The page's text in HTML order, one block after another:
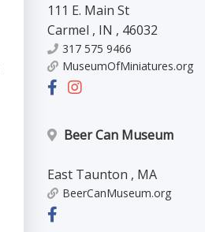
111 E. Main St
Carmel , IN , 46032
317 575 9466
MuseumOfMiniatures.org
Beer Can Museum
East Taunton , MA
BeerCanMuseum.org